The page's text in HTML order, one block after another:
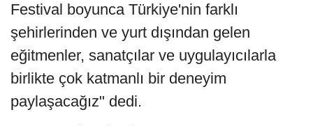
Festival boyunca Türkiye'nin farklı
şehirlerinden ve yurt dışından gelen
eğitmenler, sanatçılar ve uygulayıcılarla
birlikte çok katmanlı bir deneyim
paylaşacağız" dedi.